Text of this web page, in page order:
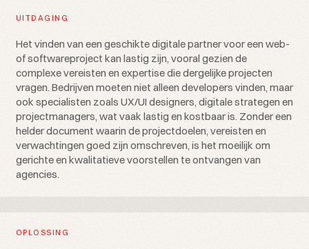
UITDAGING
Het vinden van een geschikte digitale partner voor een web-
of softwareproject kan lastig zijn, vooral gezien de
complexe vereisten en expertise die dergelijke projecten
vragen. Bedrijven moeten niet alleen developers vinden, maar
ook specialisten zoals UX/UI designers, digitale strategen en
projectmanagers, wat vaak lastig en kostbaar is. Zonder een
helder document waarin de projectdoelen, vereisten en
verwachtingen goed zijn omschreven, is het moeilijk om
gerichte en kwalitatieve voorstellen te ontvangen van
agencies.
OPLOSSING